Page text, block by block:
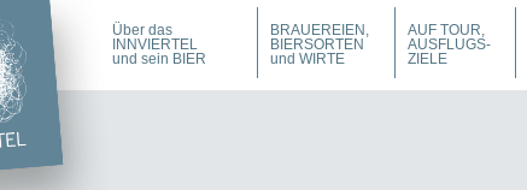
Über das
INNVIERTEL
und sein BIER
BRAUEREIEN,
BIERSORTEN
und WIRTE
AUF TOUR,
AUSFLUGS-
ZIELE